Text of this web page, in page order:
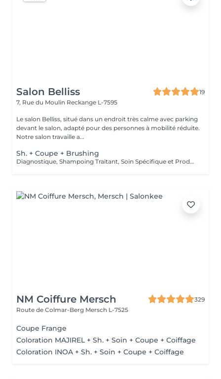
Salon Belliss
19
7, Rue du Moulin Reckange L-7595
Le salon Belliss, situé dans un endroit très calme avec parking
devant le salon, adapté pour des personnes à mobilité réduite.
Notre salon travaille a...
Sh. + Coupe + Brushing
Diagnostique, Shampoing Traitant, Soin Spécifique et Produits Coiffants inclus
NM Coiffure Mersch
329
Route de Colmar-Berg Mersch L-7525
Coupe Frange
Coloration MAJIREL + Sh. + Soin + Coupe + Coiffage
Coloration INOA + Sh. + Soin + Coupe + Coiffage